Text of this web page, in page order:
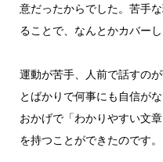
意だったからでした。苦手
ることで、なんとかカバーし
運動が苦手、人前で話すの
とばかりで何事にも自信が
おかげで「わかりやすい文
を持つことができたのです。